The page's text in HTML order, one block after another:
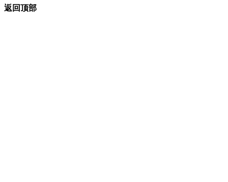
返回顶部